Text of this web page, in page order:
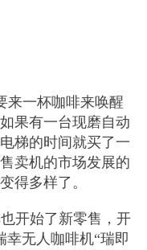
来一杯咖啡来唤醒
果有一台现磨自动
梯的时间就买了一
卖机的市场发展的
得多样了。
开始了新零售，开
幸无人咖啡机“瑞即